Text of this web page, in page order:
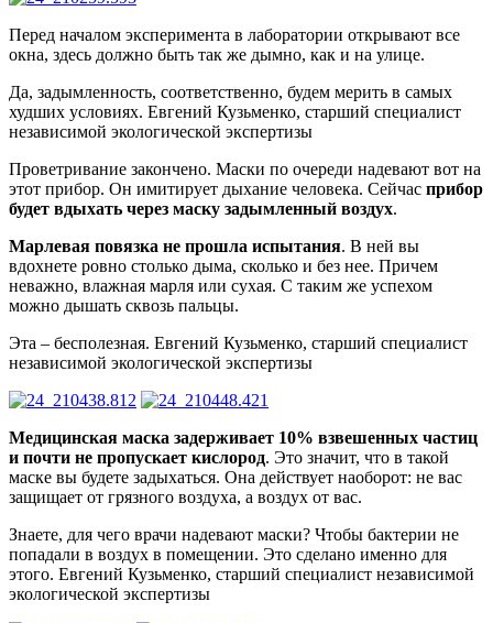
Перед началом эксперимента в лаборатории открывают все
окна, здесь должно быть так же дымно, как и на улице.
Да, задымленность, соответственно, будем мерить в самых
худших условиях. Евгений Кузьменко, старший специалист
независимой экологической экспертизы
Проветривание закончено. Маски по очереди надевают вот на
этот прибор. Он имитирует дыхание человека. Сейчас прибор
будет вдыхать через маску задымленный воздух.
Марлевая повязка не прошла испытания. В ней вы
вдохнете ровно столько дыма, сколько и без нее. Причем
неважно, влажная марля или сухая. С таким же успехом
можно дышать сквозь пальцы.
Эта – бесполезная. Евгений Кузьменко, старший специалист
независимой экологической экспертизы
Медицинская маска задерживает 10% взвешенных частиц
и почти не пропускает кислород. Это значит, что в такой
маске вы будете задыхаться. Она действует наоборот: не вас
защищает от грязного воздуха, а воздух от вас.
Знаете, для чего врачи надевают маски? Чтобы бактерии не
попадали в воздух в помещении. Это сделано именно для
этого. Евгений Кузьменко, старший специалист независимой
экологической экспертизы